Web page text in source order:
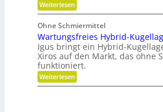
d
e
i
e
b
e
-
F
a
m
i
l
i
x
i
i
l
i
t
ä
t
Weiterlesen:
P
t
e
n
z
i
a
l
e
Ohne Schmiermittel
Wartungsfreies Hybrid-
Igus bringt ein Hybrid-
Xiros auf den Markt, das ohne
funktioniert.
Weiterlesen:
W